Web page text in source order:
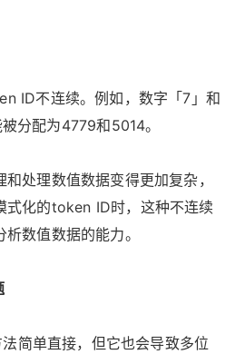
ID不连续。例如，数字「7」和
分配为4779和5014。
处理数值数据变得更加复杂，
式化的token ID时，这种不连续
数值数据的能力。
简单直接，但它也会导致多位